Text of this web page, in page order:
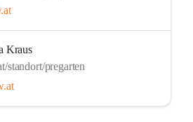
Kraus
standort/pregarten